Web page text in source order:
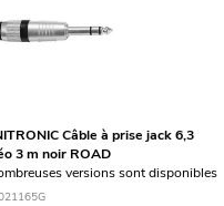
Câble à prise jack 6,3
3 m noir ROAD
versions sont disponibles